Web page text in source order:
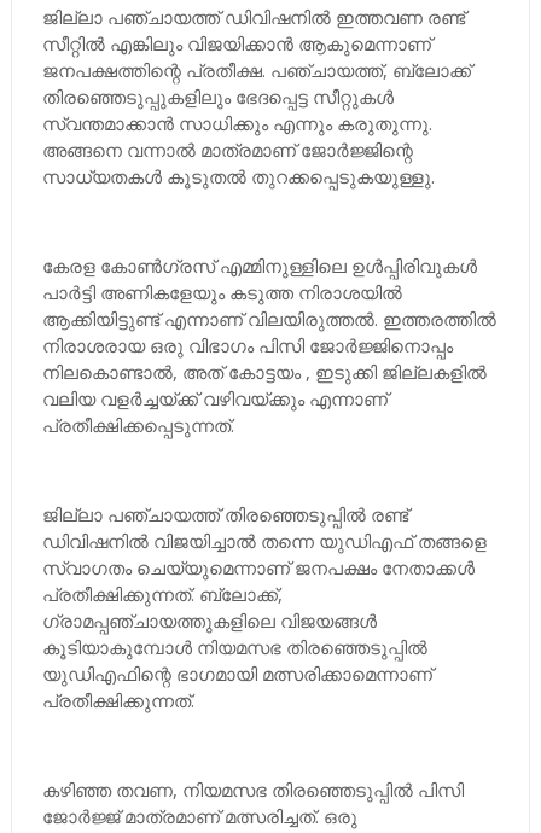
ജില്ലാ പഞ്ചായത്ത് ഡിവിഷനില്‍ ഇത്തവണ രണ്ട്
സീറ്റില്‍ എങ്കിലും വിജയിക്കാന്‍ ആകുമെന്നാണ്
ജനപക്ഷത്തിന്റെ പ്രതീക്ഷ. പഞ്ചായത്ത്, ബ്ലോക്ക്
തിരഞ്ഞെടുപ്പുകളിലും ഭേദപ്പെട്ട സീറ്റുകള്‍
സ്വന്തമാക്കാന്‍ സാധിക്കും എന്നും കരുതുന്നു.
അങ്ങനെ വന്നാല്‍ മാത്രമാണ് ജോര്‍ജ്ജിന്റെ
സാധ്യതകള്‍ കൂടുതല്‍ തുറക്കപ്പെടുകയുള്ളു.
കേരള കോണ്‍ഗ്രസ് എമ്മിനുള്ളിലെ ഉള്‍പ്പിരിവുകള്‍
പാര്‍ട്ടി അണികളേയും കടുത്ത നിരാശയില്‍
ആക്കിയിട്ടുണ്ട് എന്നാണ് വിലയിരുത്തല്‍. ഇത്തരത്തില്‍
നിരാശരായ ഒരു വിഭാഗം പിസി ജോര്‍ജ്ജിനൊപ്പം
നിലകൊണ്ടാല്‍, അത് കോട്ടയം , ഇടുക്കി ജില്ലകളില്‍
വലിയ വളര്‍ച്ചയ്ക്ക് വഴിവയ്ക്കും എന്നാണ്
പ്രതീക്ഷിക്കപ്പെടുന്നത്.
ജില്ലാ പഞ്ചായത്ത് തിരഞ്ഞെടുപ്പില്‍ രണ്ട്
ഡിവിഷനില്‍ വിജയിച്ചാല്‍ തന്നെ യുഡിഎഫ് തങ്ങളെ
സ്വാഗതം ചെയ്യുമെന്നാണ് ജനപക്ഷം നേതാക്കള്‍
പ്രതീക്ഷിക്കുന്നത്. ബ്ലോക്ക്,
ഗ്രാമപ്പഞ്ചായത്തുകളിലെ വിജയങ്ങള്‍
കൂടിയാകുമ്പോള്‍ നിയമസഭ തിരഞ്ഞെടുപ്പില്‍
യുഡിഎഫിന്റെ ഭാഗമായി മത്സരിക്കാമെന്നാണ്
പ്രതീക്ഷിക്കുന്നത്.
കഴിഞ്ഞ തവണ, നിയമസഭ തിരഞ്ഞെടുപ്പില്‍ പിസി
ജോര്‍ജ്ജ് മാത്രമാണ് മത്സരിച്ചത്. ഒരു